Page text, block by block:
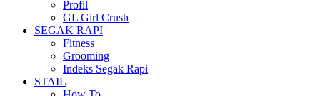
Profil
GL Girl Crush
SEGAK RAPI
Fitness
Grooming
Indeks Segak Rapi
STAIL